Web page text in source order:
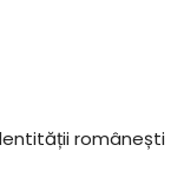
românești